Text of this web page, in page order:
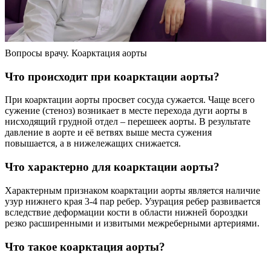
Вопросы врачу. Коарктация аорты
Что происходит при коарктации аорты?
При коарктации аорты просвет сосуда сужается. Чаще всего
сужение (стеноз) возникает в месте перехода дуги аорты в
нисходящий грудной отдел – перешеек аорты. В результате
давление в аорте и её ветвях выше места сужения
повышается, а в нижележащих снижается.
Что характерно для коарктации аорты?
Характерным признаком коарктации аорты является наличие
узур нижнего края 3-4 пар ребер. Узурация ребер развивается
вследствие деформации кости в области нижней бороздки
резко расширенными и извитыми межреберными артериями.
Что такое коарктация аорты?